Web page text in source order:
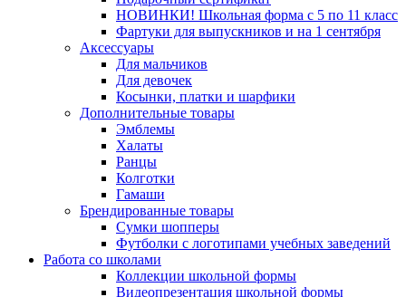
НОВИНКИ! Школьная форма с 5 по 11 класс
Фартуки для выпускников и на 1 сентября
Аксессуары
Для мальчиков
Для девочек
Косынки, платки и шарфики
Дополнительные товары
Эмблемы
Халаты
Ранцы
Колготки
Гамаши
Брендированные товары
Сумки шопперы
Футболки с логотипами учебных заведений
Работа со школами
Коллекции школьной формы
Видеопрезентация школьной формы